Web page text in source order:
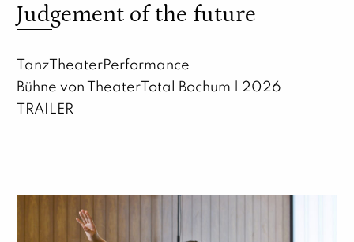
Judgement of the future
TanzTheaterPerformance
Bühne von TheaterTotal Bochum | 2026
TRAILER